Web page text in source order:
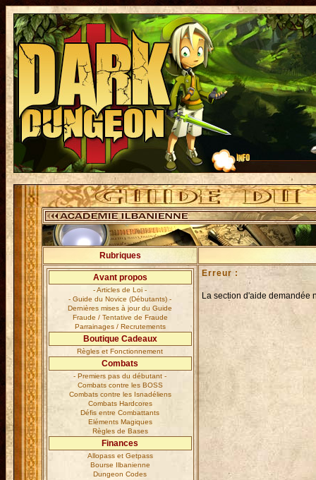
Rubriques
Avant propos
- Articles de Loi -
- Guide du Novice (Débutants) -
Dernières mises à jour du Guide
Fraude / Tentative de Fraude
Parrainages / Recrutements
Boutique Cadeaux
Règles et Fonctionnement
Combats
- Premiers pas du débutant -
Combats contre les BOSS
Combats contre les Isnadéliens
Combats Hardcores
Défis entre Combattants
Eléments Magiques
Règles de Bases
Finances
Allopass et Getpass
Bourse Ilbanienne
Dungeon Codes
Erreur :
La section d'aide demandée